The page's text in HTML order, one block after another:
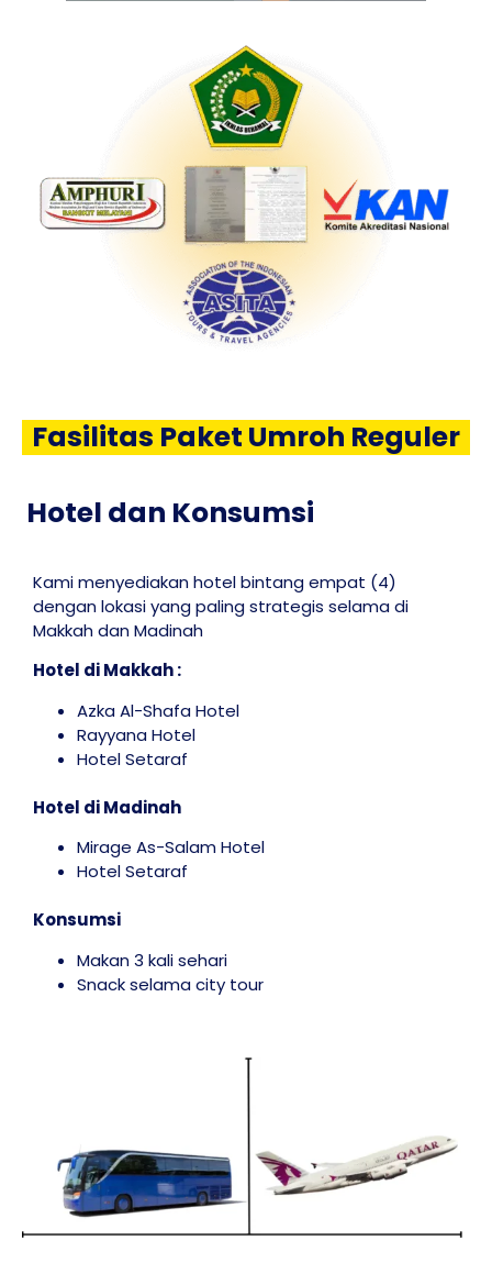
Fasilitas Paket Umroh Reguler
Hotel dan Konsumsi
Kami menyediakan hotel bintang empat (4)
dengan lokasi yang paling strategis selama di
Makkah dan Madinah
Hotel di Makkah :
Azka Al-Shafa Hotel
Rayyana Hotel
Hotel Setaraf
Hotel di Madinah
Mirage As-Salam Hotel
Hotel Setaraf
Konsumsi
Makan 3 kali sehari
Snack selama city tour